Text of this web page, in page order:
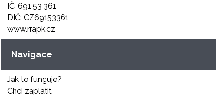
IČ: 691 53 361
DIČ: CZ69153361
www.rrapk.cz
Navigace
Jak to funguje?
Chci zaplatit